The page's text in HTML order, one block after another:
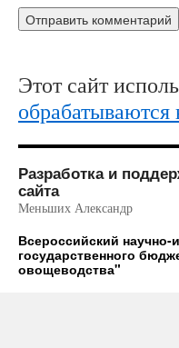
Этот сайт
Разработка и
сайта
Меньших Александр
Всероссийский
государственного
овощеводства"